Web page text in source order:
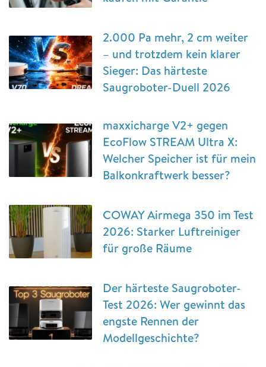
2.000 Pa mehr, 2 cm weiter
– und trotzdem kein klarer
Sieger: Das härteste
Saugroboter-Duell 2026
maxxicharge V2+ gegen
EcoFlow STREAM Ultra X:
Welcher Speicher ist für mein
Balkonkraftwerk besser?
COWAY Airmega 350 im Test
2026: Starker Luftreiniger
für große Räume
Der härteste Saugroboter-
Test 2026: Wer gewinnt das
engste Rennen der
Modellgeschichte?